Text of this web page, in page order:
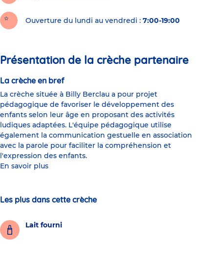
Ouverture du lundi au vendredi : 7:00-19:00
Présentation de la crèche partenaire
La crèche en bref
La crèche située à Billy Berclau a pour projet
pédagogique de favoriser le développement des
enfants selon leur âge en proposant des activités
ludiques adaptées. L'équipe pédagogique utilise
également la communication gestuelle en association
avec la parole pour faciliter la compréhension et
l'expression des enfants.
En savoir plus
Les plus dans cette crèche
Lait fourni